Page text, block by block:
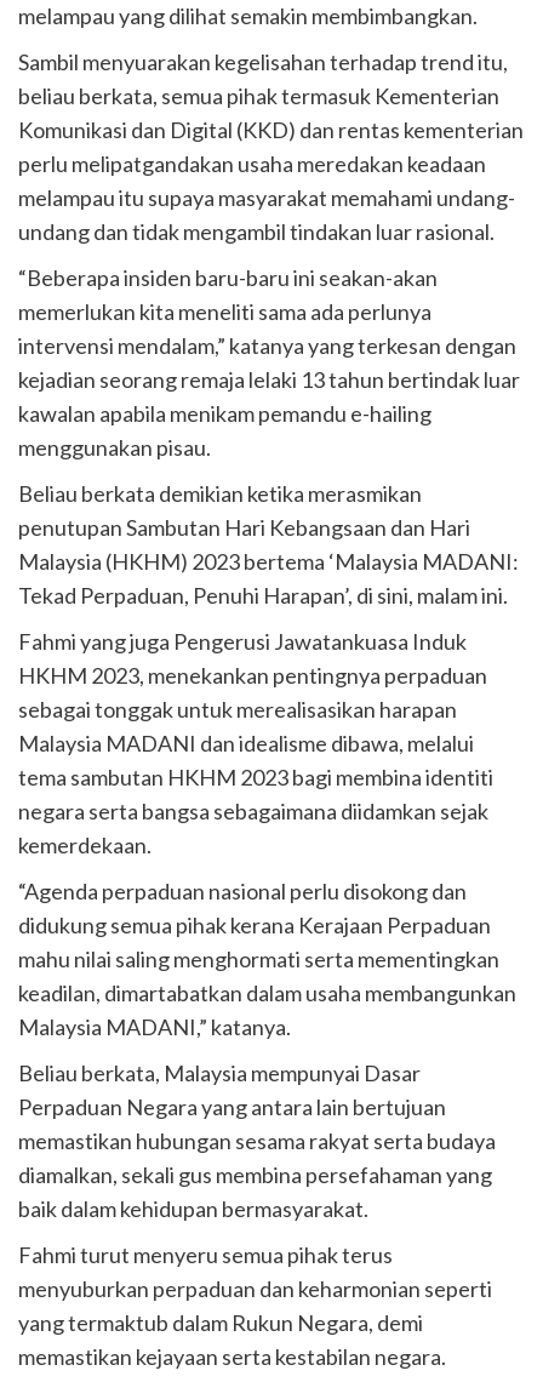
melampau yang dilihat semakin membimbangkan.
Sambil menyuarakan kegelisahan terhadap trend itu,
beliau berkata, semua pihak termasuk Kementerian
Komunikasi dan Digital (KKD) dan rentas kementerian
perlu melipatgandakan usaha meredakan keadaan
melampau itu supaya masyarakat memahami undang-
undang dan tidak mengambil tindakan luar rasional.
“Beberapa insiden baru-baru ini seakan-akan
memerlukan kita meneliti sama ada perlunya
intervensi mendalam,” katanya yang terkesan dengan
kejadian seorang remaja lelaki 13 tahun bertindak luar
kawalan apabila menikam pemandu e-hailing
menggunakan pisau.
Beliau berkata demikian ketika merasmikan
penutupan Sambutan Hari Kebangsaan dan Hari
Malaysia (HKHM) 2023 bertema ‘Malaysia MADANI:
Tekad Perpaduan, Penuhi Harapan’, di sini, malam ini.
Fahmi yang juga Pengerusi Jawatankuasa Induk
HKHM 2023, menekankan pentingnya perpaduan
sebagai tonggak untuk merealisasikan harapan
Malaysia MADANI dan idealisme dibawa, melalui
tema sambutan HKHM 2023 bagi membina identiti
negara serta bangsa sebagaimana diidamkan sejak
kemerdekaan.
“Agenda perpaduan nasional perlu disokong dan
didukung semua pihak kerana Kerajaan Perpaduan
mahu nilai saling menghormati serta mementingkan
keadilan, dimartabatkan dalam usaha membangunkan
Malaysia MADANI,” katanya.
Beliau berkata, Malaysia mempunyai Dasar
Perpaduan Negara yang antara lain bertujuan
memastikan hubungan sesama rakyat serta budaya
diamalkan, sekali gus membina persefahaman yang
baik dalam kehidupan bermasyarakat.
Fahmi turut menyeru semua pihak terus
menyuburkan perpaduan dan keharmonian seperti
yang termaktub dalam Rukun Negara, demi
memastikan kejayaan serta kestabilan negara.